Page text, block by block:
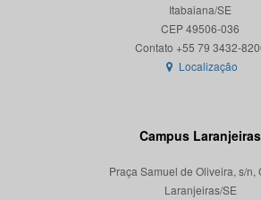
Itabaiana/SE
CEP 49506-036
Localização
Campus Laranjeiras
Praça Samuel de Oliveira, s/n,
Laranjeiras/SE